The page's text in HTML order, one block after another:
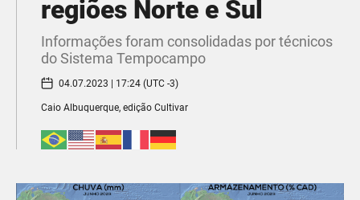
regiões Norte e Sul
Informações foram consolidadas por técnicos
do Sistema Tempocampo
04.07.2023 | 17:24 (UTC -3)
Caio Albuquerque, edição Cultivar